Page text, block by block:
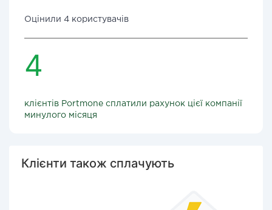
Оцінили 4 користувачів
4
клієнтів Portmone сплатили рахунок цієї компанії
минулого місяця
Клієнти також сплачують